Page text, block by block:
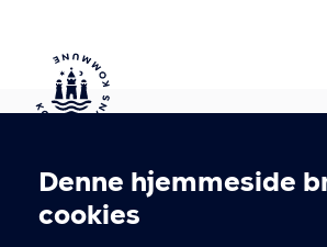
Denne hjemmeside
cookies
Kontakt Københavns Kommune
T